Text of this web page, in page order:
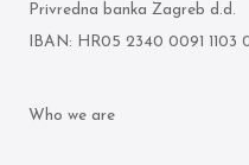
Privredna banka Zagreb d.d.
IBAN: HR05 2340 0091 1103
Who we are